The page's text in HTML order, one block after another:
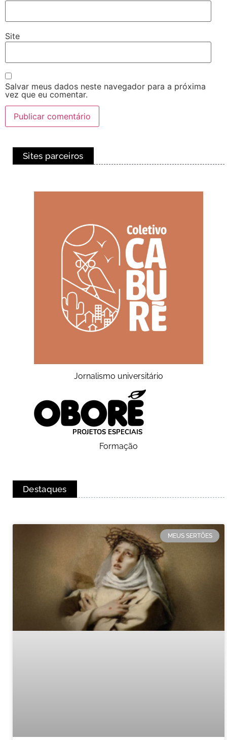
Site
Salvar meus dados neste navegador para a próxima
vez que eu comentar.
Sites parceiros
Jornalismo universitário
Formação
Destaques
MEUS SERTÕES